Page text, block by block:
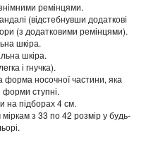
ремінцями.
(відстебнувши додаткові
(з додатковими ремінцями).
шкіра.
шкіра.
і гнучка).
форма носочної частини, яка
ступні.
на підборах 4 см.
з 33 по 42 розмір у будь-